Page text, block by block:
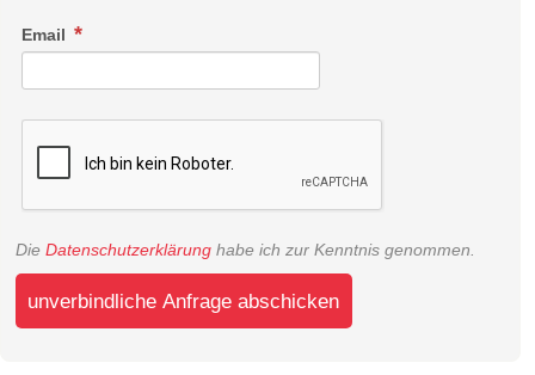
Email
Die Datenschutzerklärung habe ich zur Kenntnis genommen.
unverbindliche Anfrage abschicken